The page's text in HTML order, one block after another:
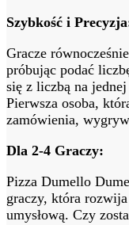
Szybkość i
Gracze
próbując podać
się z liczbą na
Pierwsza osoba,
zamówienia,
Dla 2-4 Graczy:
Pizza Dumello
graczy, która
umysłową. Czy